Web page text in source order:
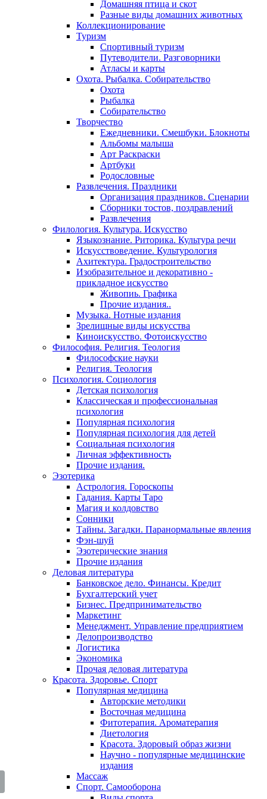
Домашняя птица и скот
Разные виды домашних животных
Коллекционирование
Туризм
Спортивный туризм
Путеводители. Разговорники
Атласы и карты
Охота. Рыбалка. Собирательство
Охота
Рыбалка
Собирательство
Творчество
Ежедневники. Смешбуки. Блокноты
Альбомы малыша
Арт Раскраски
Артбуки
Родословные
Развлечения. Праздники
Организация праздников. Сценарии
Сборники тостов, поздравлений
Развлечения
Филология. Культура. Искусство
Языкознание. Риторика. Культура речи
Искусствоведение. Культурология
Ахитектура. Градостроительство
Изобразительное и декоративно -
прикладное искусство
Живопиь. Графика
Прочие издания..
Музыка. Нотные издания
Зрелищные виды искусства
Киноискусство. Фотоискусство
Философия. Религия. Теология
Философские науки
Религия. Теология
Психология. Социология
Детская психология
Классическая и профессиональная
психология
Популярная психология
Популярная психология для детей
Социальная психология
Личная эффективность
Прочие издания.
Эзотерика
Астрология. Гороскопы
Гадания. Карты Таро
Магия и колдовство
Сонники
Тайны. Загадки. Паранормальные явления
Фэн-шуй
Эзотерические знания
Прочие издания
Деловая литература
Банковское дело. Финансы. Кредит
Бухгалтерский учет
Бизнес. Предпринимательство
Маркетинг
Менеджмент. Управление предприятием
Делопроизводство
Логистика
Экономика
Прочая деловая литература
Красота. Здоровье. Спорт
Популярная медицина
Авторские методики
Восточная медицина
Фитотерапия. Ароматерапия
Диетология
Красота. Здоровый образ жизни
Научно - популярные медицинские
издания
Массаж
Спорт. Самооборона